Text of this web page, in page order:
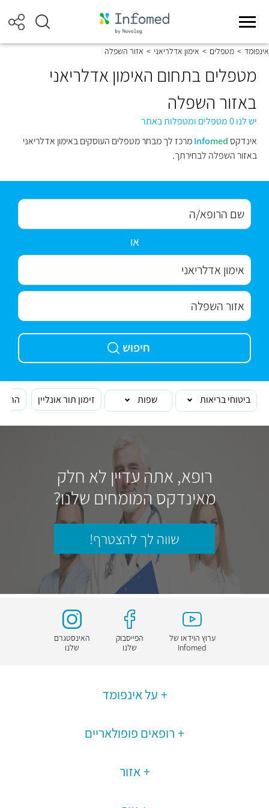
אינפומד > מטפלים > אימון אדלריאני > אזור השפלה
מטפלים בתחום האימון אדלריאני
באזור השפלה
יש לנו 0 מטפלים ומטפלות באתר
אינדקס
Infomed
מרכז לך מבחר מטפלים העוסקים באימון אדלריאני
באזור השפלה לבחירתך.
או
חיפוש
ביטוחי בריאות שפות זימון תור אונליין
רופא, אתה עדיין לא חלק
מאינדקס המומחים שלנו?
שווה לך להצטרף!
ערוץ הוידאו של
Infomed
הפייסבוק
שלנו
האינסטגרם
שלנו
על אינפומד
רופאים פופולאריים
אזור